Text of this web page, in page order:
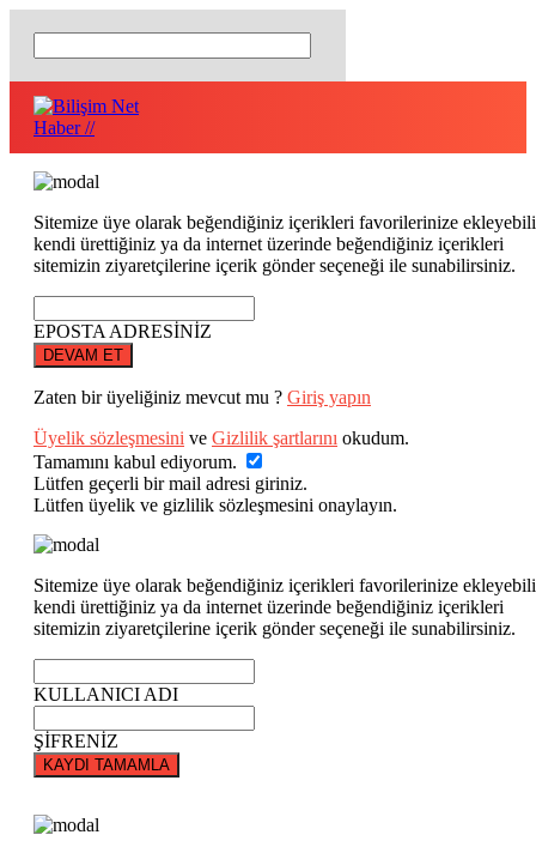
Sitemize üye olarak beğendiğiniz içerikleri favorilerinize
kendi ürettiğiniz ya da internet üzerinde beğendiğiniz içerikleri
sitemizin ziyaretçilerine içerik gönder seçeneği ile sunabilirsiniz.
EPOSTA ADRESİNİZ
DEVAM ET
Zaten bir üyeliğiniz mevcut mu ? Giriş yapın
Üyelik sözleşmesini ve Gizlilik şartlarını okudum.
Tamamını kabul ediyorum.
Lütfen geçerli bir mail adresi giriniz.
Lütfen üyelik ve gizlilik sözleşmesini onaylayın.
Sitemize üye olarak beğendiğiniz içerikleri favorilerinize
kendi ürettiğiniz ya da internet üzerinde beğendiğiniz içerikleri
sitemizin ziyaretçilerine içerik gönder seçeneği ile sunabilirsiniz.
KULLANICI ADI
ŞİFRENİZ
KAYDI TAMAMLA